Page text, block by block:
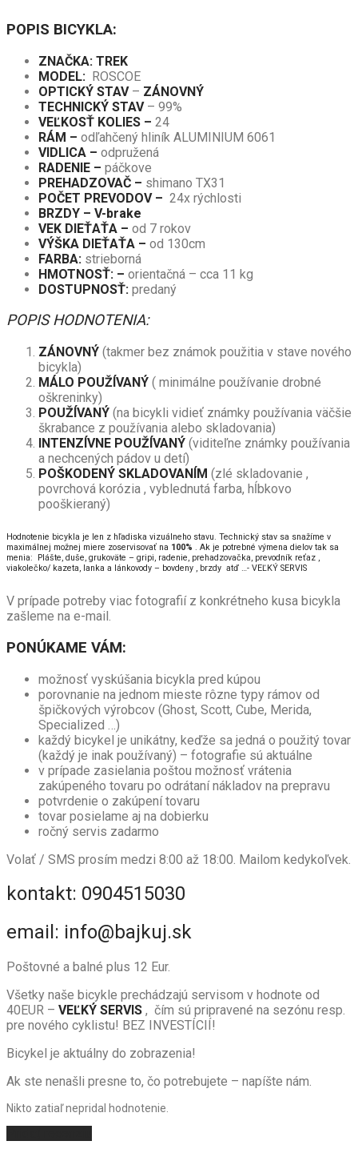
POPIS BICYKLA:
ZNAČKA: TREK
MODEL: ROSCOE
OPTICKÝ STAV– ZÁNOVNÝ
TECHNICKÝ STAV– 99%
VEĽKOSŤ KOLIES – 24
RÁM – odľahčený hliník ALUMINIUM 6061
VIDLICA – odpružená
RADENIE – páčkove
PREHADZOVAČ – shimano TX31
POČET PREVODOV – 24x rýchlosti
BRZDY – V-brake
VEK DIEŤAŤA – od 7 rokov
VÝŠKA DIEŤAŤA – od 130cm
FARBA: strieborná
HMOTNOSŤ: – orientačná – cca 11 kg
DOSTUPNOSŤ: predaný
POPIS HODNOTENIA:
ZÁNOVNÝ (takmer bez známok použitia v stave nového
bicykla)
MÁLO POUŽÍVANÝ ( minimálne používanie drobné
oškreninky)
POUŽÍVANÝ (na bicykli vidieť známky používania väčšie
škrabance z používania alebo skladovania)
INTENZÍVNE POUŽÍVANÝ (viditeľne známky používania
a nechcených pádov u detí)
POŠKODENÝ SKLADOVANÍM (zlé skladovanie ,
povrchová korózia , vyblednutá farba, hĺbkovo
pooškieraný)
Hodnotenie bicykla je len z hľadiska vizuálneho stavu. Technický stav sa snažíme v
maximálnej možnej miere zoservisovať na 100% . Ak je potrebné výmena dielov tak sa
menia: Plášte, duše, grukoväte – gripi, radenie, prehadzovačka, prevodník reťaz ,
viakolečko/ kazeta, lanka a lánkovody – bovdeny , brzdy atď …- VEĽKÝ SERVIS
V prípade potreby viac fotografií z konkrétneho kusa bicykla
zašleme na e-mail.
PONÚKAME VÁM:
možnosť vyskúšania bicykla pred kúpou
porovnanie na jednom mieste rôzne typy rámov od
špičkových výrobcov (Ghost, Scott, Cube, Merida,
Specialized …)
každý bicykel je unikátny, keďže sa jedná o použitý tovar
(každý je inak používaný) – fotografie sú aktuálne
v prípade zasielania poštou možnosť vrátenia
zakúpeného tovaru po odrátaní nákladov na prepravu
potvrdenie o zakúpení tovaru
tovar posielame aj na dobierku
ročný servis zadarmo
Volať / SMS prosím medzi 8:00 až 18:00. Mailom kedykoľvek.
kontakt: 0904515030
email: info@bajkuj.sk
Poštovné a balné plus 12 Eur.
Všetky naše bicykle prechádzajú servisom v hodnote od
40EUR – VEĽKÝ SERVIS , čím sú pripravené na sezónu resp.
pre nového cyklistu! BEZ INVESTÍCIÍ!
Bicykel je aktuálny do zobrazenia!
Ak ste nenašli presne to, čo potrebujete – napíšte nám.
Nikto zatiaľ nepridal hodnotenie.